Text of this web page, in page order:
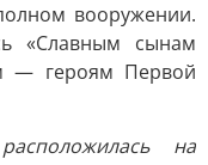
вооружении.
«Славным сынам
— героям Первой
на